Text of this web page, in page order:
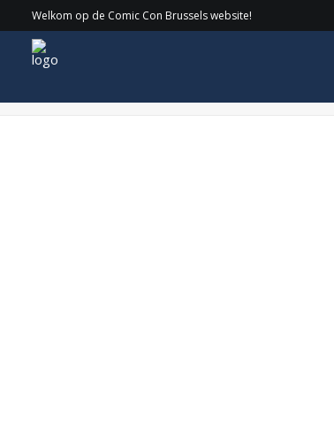
Welkom op de Comic Con Brussels website!
Photo_Sat1